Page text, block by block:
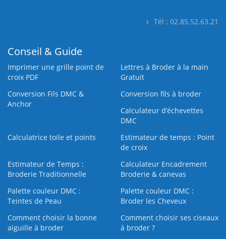
Tél : 02.85.52.63.21
Conseil & Guide
Imprimer une grille point de
croix PDF
Lettres à Broder à la main
Gratuit
Conversion Fils DMC &
Anchor
Conversion fils à broder
Calculateur d’échevettes
DMC
Calculatrice toile et points
Estimateur de temps : Point
de croix
Estimateur de Temps :
Broderie Traditionnelle
Calculateur Encadrement
Broderie & canevas
Palette couleur DMC :
Teintes de Peau
Palette couleur DMC :
Broder les Cheveux
Comment choisir la bonne
aiguille à broder
Comment choisir ses ciseaux
à broder ?